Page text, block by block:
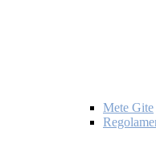
Mete Gite